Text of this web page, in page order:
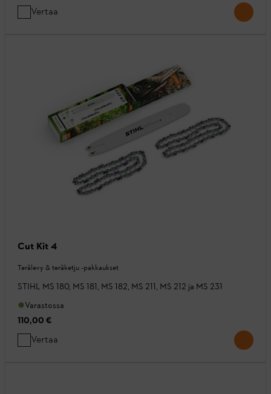
Vertaa
Cut Kit 4
Terälevy & teräketju -pakkaukset
STIHL MS 180, MS 181, MS 182, MS 211, MS 212 ja MS 231
Varastossa
110,00 €
Vertaa